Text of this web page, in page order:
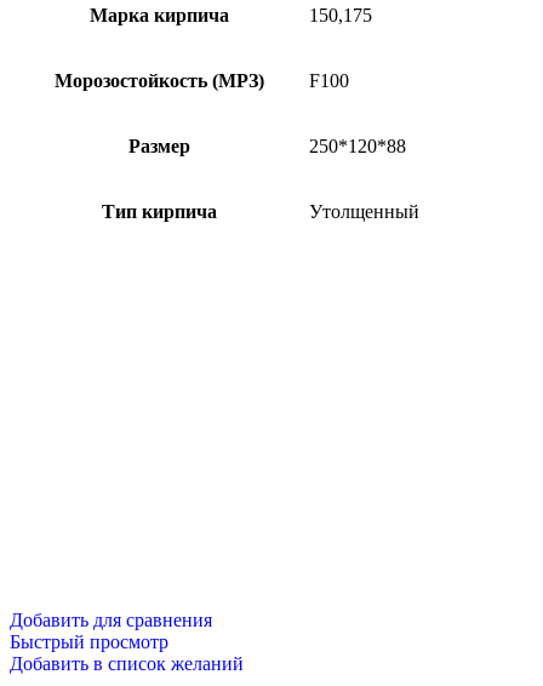
Марка кирпича 150,175
Морозостойкость (МРЗ) F100
Размер 250*120*88
Тип кирпича Утолщенный
Добавить для сравнения
Быстрый просмотр
Добавить в список желаний